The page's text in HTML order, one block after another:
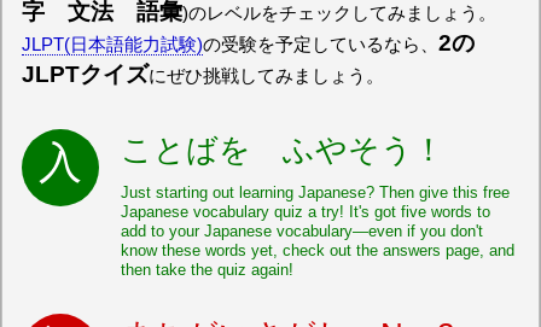
字 文法 語彙)のレベルをチェックしてみましょう。
JLPT(日本語能力試験)の受験を予定しているなら、 2の
JLPTクイズにぜひ挑戦してみましょう。
ことばを ふやそう！
Just starting out learning Japanese? Then give this free
Japanese vocabulary quiz a try! It's got five words to
add to your Japanese vocabulary—even if you don't
know these words yet, check out the answers page, and
then take the quiz again!